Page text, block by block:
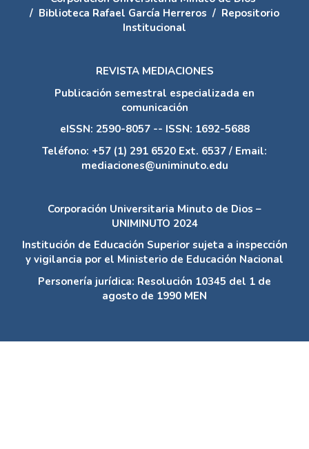
/ Biblioteca Rafael García Herreros / Repositorio
Institucional
REVISTA MEDIACIONES
Publicación semestral especializada en
comunicación
eISSN: 2590-8057 -- ISSN: 1692-5688
Teléfono: +57 (1) 291 6520 Ext. 6537 / Email:
mediaciones@uniminuto.edu
Corporación Universitaria Minuto de Dios –
UNIMINUTO 2024
Institución de Educación Superior sujeta a inspección
y vigilancia por el Ministerio de Educación Nacional
Personería jurídica: Resolución 10345 del 1 de
agosto de 1990 MEN